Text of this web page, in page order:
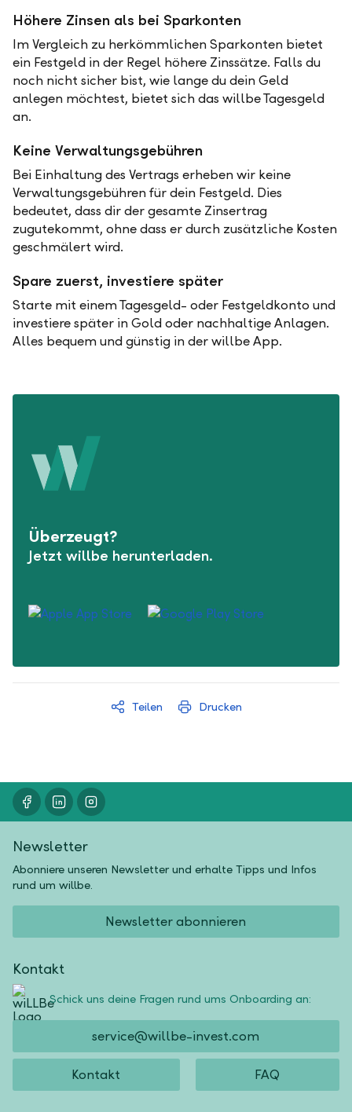
Höhere Zinsen als bei Sparkonten
Im Vergleich zu herkömmlichen Sparkonten bietet
ein Festgeld in der Regel höhere Zinssätze. Falls du
noch nicht sicher bist, wie lange du dein Geld
anlegen möchtest, bietet sich das willbe Tagesgeld
an.
Keine Verwaltungsgebühren
Bei Einhaltung des Vertrags erheben wir keine
Verwaltungsgebühren für dein Festgeld. Dies
bedeutet, dass dir der gesamte Zinsertrag
zugutekommt, ohne dass er durch zusätzliche Kosten
geschmälert wird.
Spare zuerst, investiere später
Starte mit einem Tagesgeld- oder Festgeldkonto und
investiere später in Gold oder nachhaltige Anlagen.
Alles bequem und günstig in der willbe App.
Überzeugt?
Jetzt willbe herunterladen.
Teilen Drucken
Newsletter
Abonniere unseren Newsletter und erhalte Tipps und Infos
rund um willbe.
Newsletter abonnieren
Kontakt
Schick uns deine Fragen rund ums Onboarding an:
service@willbe-invest.com
Kontakt FAQ